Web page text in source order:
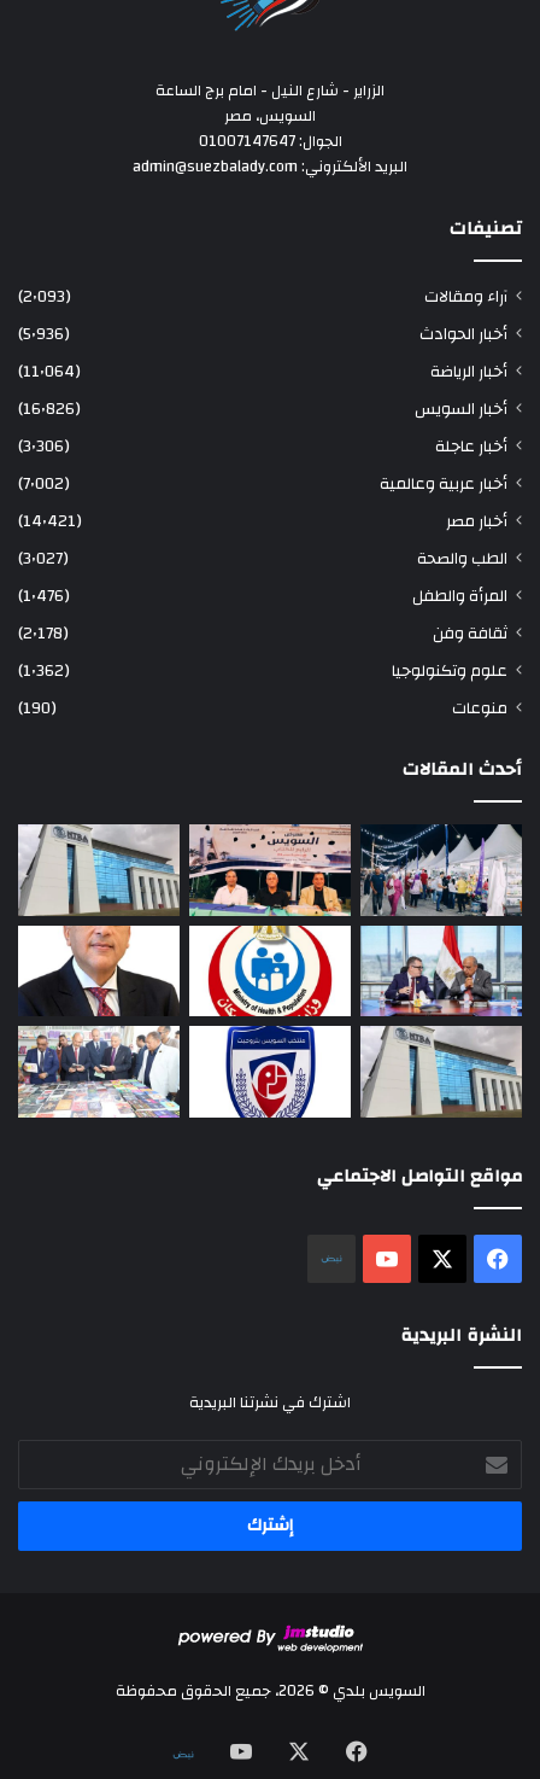
الزراير - شارع النيل - امام برج الساعة
السويس، مصر
الجوال: 01007147647
البريد الألكتروني: admin@suezbalady.com
تصنيفات
آراء ومقالات
(2٬093)
أخبار الحوادث
(5٬936)
أخبار الرياضة
(11٬064)
أخبار السويس
(16٬826)
أخبار عاجلة
(3٬306)
أخبار عربية وعالمية
(7٬002)
أخبار مصر
(14٬421)
الطب والصحة
(3٬027)
المرأة والطفل
(1٬476)
ثقافة وفن
(2٬178)
علوم وتكنولوجيا
(1٬362)
منوعات
(190)
أحدث المقالات
مواقع التواصل الاجتماعي
فيسبوك ‫YouTube
النشرة البريدية
اشترك في نشرتنا البريدية
أدخل
بريدك
الإلكتروني
السويس بلدي © 2026، جميع الحقوق محفوظة
فيسبوك ‫YouTube